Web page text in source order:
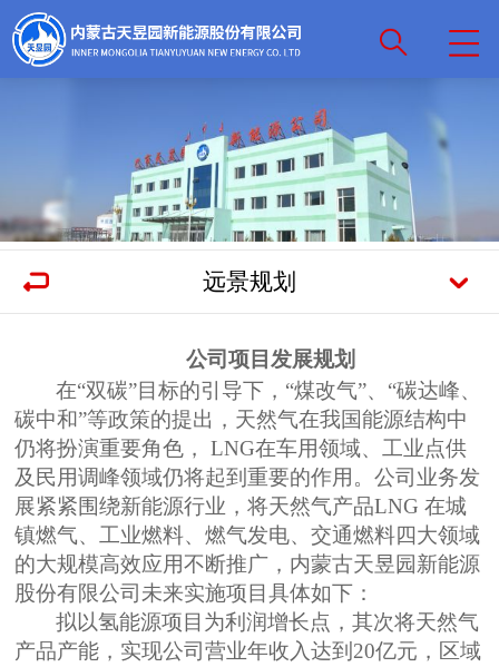
远景规划
公司项目发展规划
在“双碳”目标的引导下，“煤改气”、“碳达峰、
碳中和”等政策的提出，天然气在我国能源结构中
仍将扮演重要角色， LNG在车用领域、工业点供
及民用调峰领域仍将起到重要的作用。公司业务发
展紧紧围绕新能源行业，将天然气产品LNG 在城
镇燃气、工业燃料、燃气发电、交通燃料四大领域
的大规模高效应用不断推广，内蒙古天昱园新能源
股份有限公司未来实施项目具体如下：
拟以氢能源项目为利润增长点，其次将天然气
产品产能，实现公司营业年收入达到20亿元，区域